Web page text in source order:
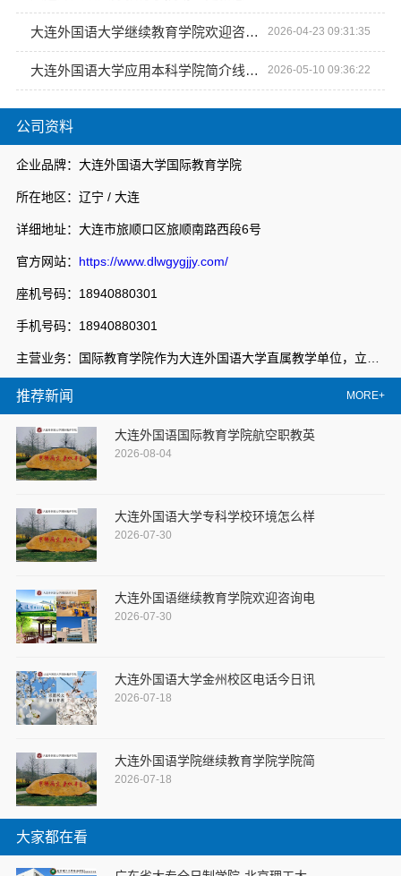
公司资料
企业品牌：大连外国语大学国际教育学院
所在地区：辽宁 / 大连
详细地址：大连市旅顺口区旅顺南路西段6号
官方网站： https://www.dlwgygjjy.com/
座机号码：18940880301
手机号码：18940880301
推荐新闻 MORE+
大连外国语国际教育学院航空职教英
2026-08-04
大连外国语大学专科学校环境怎么样
2026-07-30
大连外国语继续教育学院欢迎咨询电
2026-07-30
大连外国语大学金州校区电话今日讯
2026-07-18
大连外国语学院继续教育学院学院简
2026-07-18
大家都在看
大连外国语大学继续教育学院欢迎咨询地址 2026-04-23 09:31:35
大连外国语大学应用本科学院简介线上咨询 2026-05-10 09:36:22